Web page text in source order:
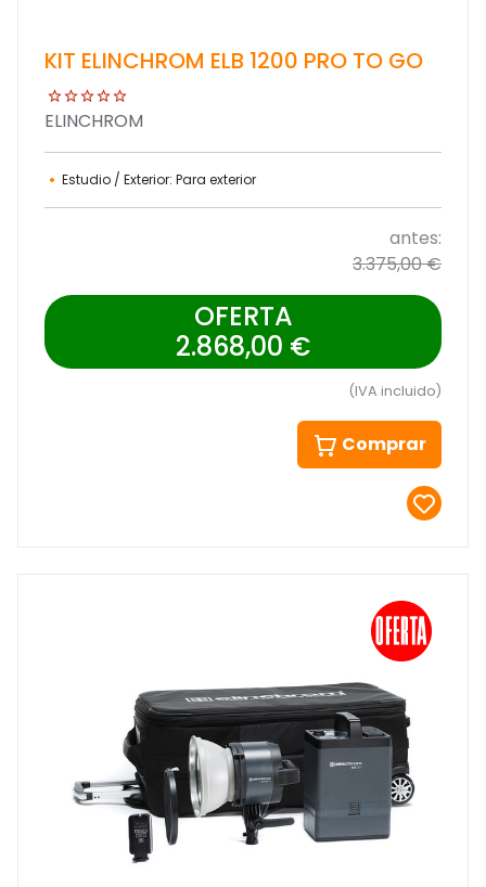
KIT ELINCHROM ELB 1200 PRO TO GO
ELINCHROM
Estudio / Exterior: Para exterior
antes:
3.375,00 €
OFERTA
2.868,00 €
(IVA incluido)
Comprar